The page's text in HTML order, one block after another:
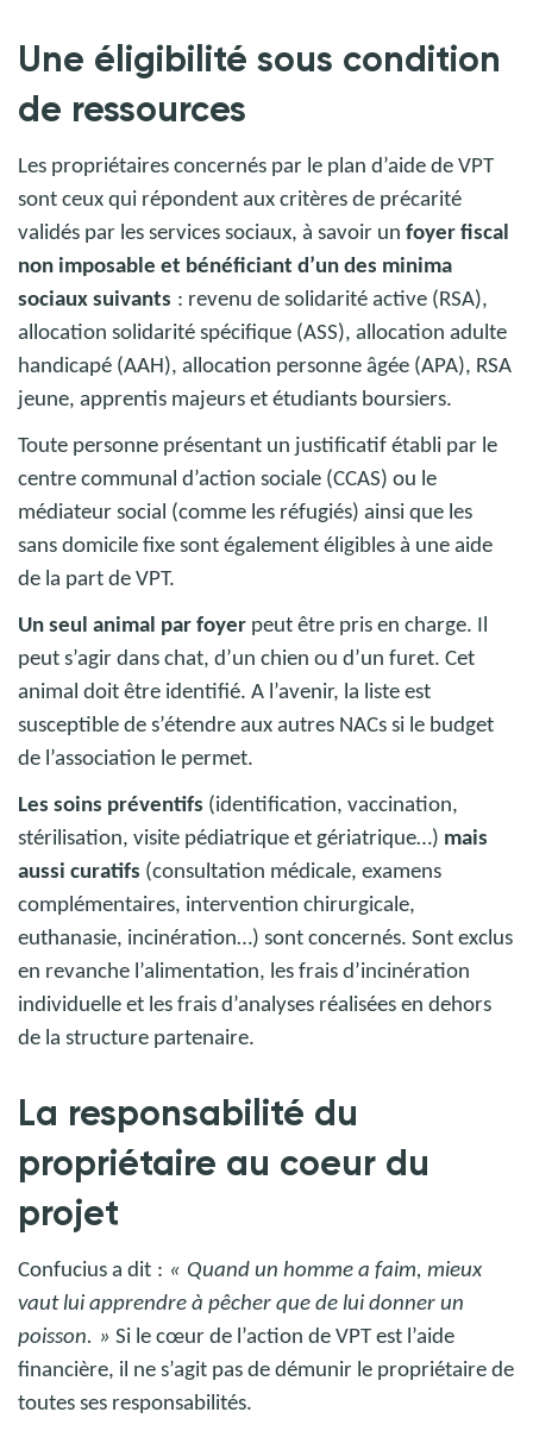
Une éligibilité sous condition
de ressources
Les propriétaires concernés par le plan d’aide de VPT
sont ceux qui répondent aux critères de précarité
validés par les services sociaux, à savoir un foyer fiscal
non imposable et bénéficiant d’un des minima
sociaux suivants : revenu de solidarité active (RSA),
allocation solidarité spécifique (ASS), allocation adulte
handicapé (AAH), allocation personne âgée (APA), RSA
jeune, apprentis majeurs et étudiants boursiers.
Toute personne présentant un justificatif établi par le
centre communal d’action sociale (CCAS) ou le
médiateur social (comme les réfugiés) ainsi que les
sans domicile fixe sont également éligibles à une aide
de la part de VPT.
Un seul animal par foyer peut être pris en charge. Il
peut s’agir dans chat, d’un chien ou d’un furet. Cet
animal doit être identifié. A l’avenir, la liste est
susceptible de s’étendre aux autres NACs si le budget
de l’association le permet.
Les soins préventifs (identification, vaccination,
stérilisation, visite pédiatrique et gériatrique…) mais
aussi curatifs (consultation médicale, examens
complémentaires, intervention chirurgicale,
euthanasie, incinération…) sont concernés. Sont exclus
en revanche l’alimentation, les frais d’incinération
individuelle et les frais d’analyses réalisées en dehors
de la structure partenaire.
La responsabilité du
propriétaire au coeur du
projet
Confucius a dit : « Quand un homme a faim, mieux
vaut lui apprendre à pêcher que de lui donner un
poisson. » Si le cœur de l’action de VPT est l’aide
financière, il ne s’agit pas de démunir le propriétaire de
toutes ses responsabilités.